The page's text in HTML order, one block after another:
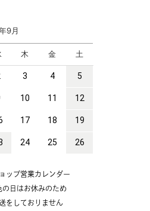
ップ営業カレンダー
の日はお休みのため
をしておりません